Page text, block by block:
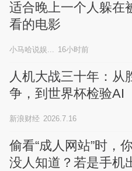
适合晚上一个人躲在
看的电影
小马哈说娱... 16小时前
人机大战三十年：从
争，到世界杯检验AI
新浪财经 2026.7.16
偷看“成人网站”时，
没人知道？若是手机